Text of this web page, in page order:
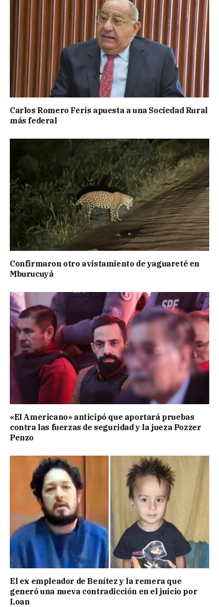
Carlos Romero Feris apuesta a una Sociedad Rural
más federal
Confirmaron otro avistamiento de yaguareté en
Mburucuyá
«El Americano» anticipó que aportará pruebas
contra las fuerzas de seguridad y la jueza Pozzer
Penzo
El ex empleador de Benítez y la remera que
generó una nueva contradicción en el juicio por
Loan